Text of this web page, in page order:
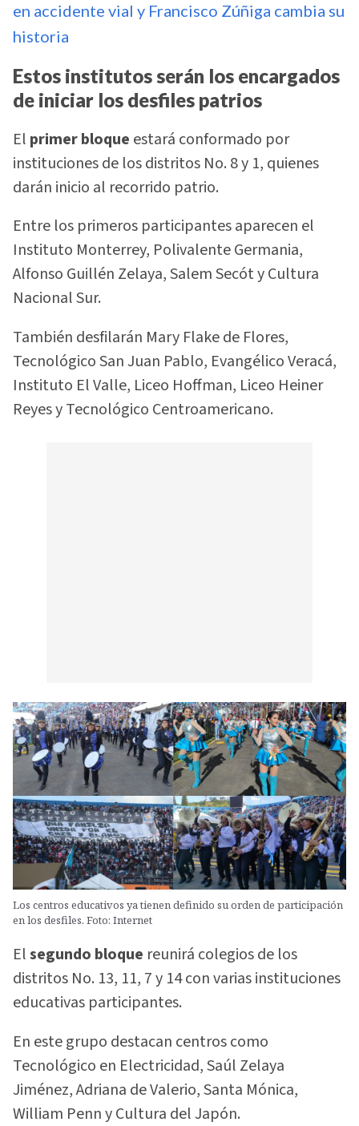
en accidente vial y Francisco Zúñiga cambia su
historia
Estos institutos serán los encargados
de iniciar los desfiles patrios
El primer bloque estará conformado por
instituciones de los distritos No. 8 y 1, quienes
darán inicio al recorrido patrio.
Entre los primeros participantes aparecen el
Instituto Monterrey, Polivalente Germania,
Alfonso Guillén Zelaya, Salem Secót y Cultura
Nacional Sur.
También desfilarán Mary Flake de Flores,
Tecnológico San Juan Pablo, Evangélico Veracá,
Instituto El Valle, Liceo Hoffman, Liceo Heiner
Reyes y Tecnológico Centroamericano.
Los centros educativos ya tienen definido su orden de participación
en los desfiles. Foto: Internet
Elsegundo bloque reunirá colegios de los
distritos No. 13, 11, 7 y 14 con varias instituciones
educativas participantes.
En este grupo destacan centros como
Tecnológico en Electricidad, Saúl Zelaya
Jiménez, Adriana de Valerio, Santa Mónica,
William Penn y Cultura del Japón.